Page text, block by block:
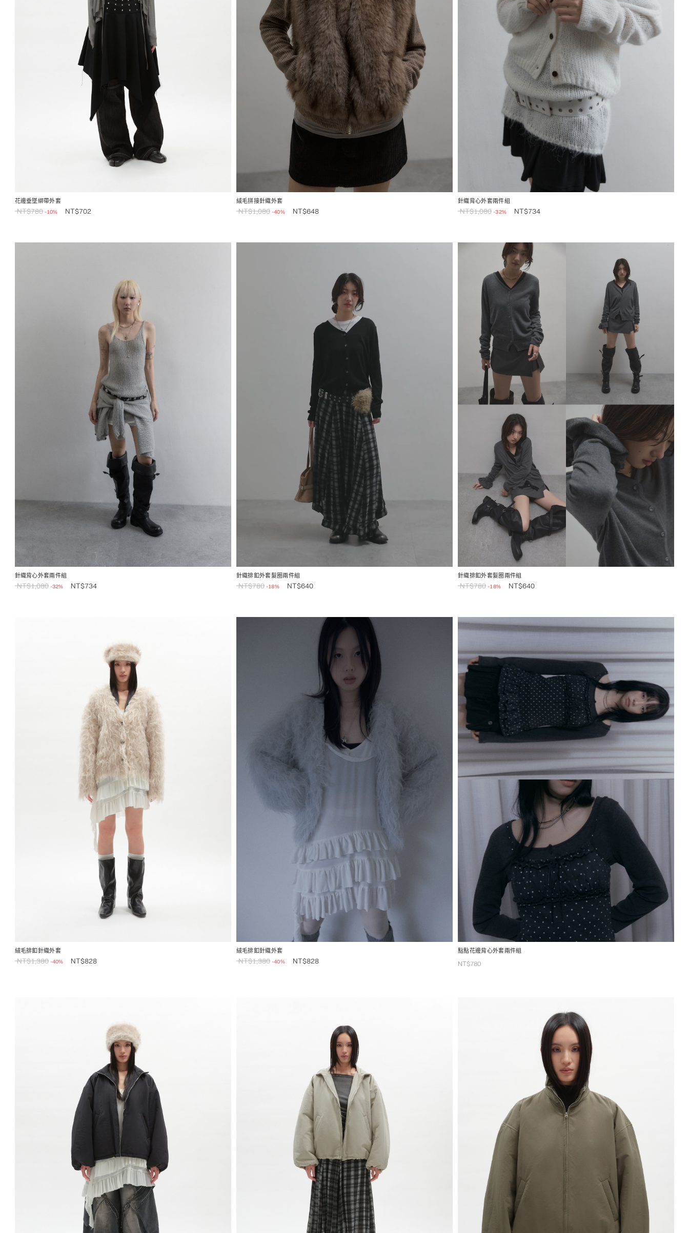
花邊垂墜綁帶外套
NT$780 -10% NT$702
絨毛拼接針織外套
NT$1,080 -40% NT$648
針織背心外套兩件組
NT$1,080 -32% NT$734
針織背心外套兩件組
NT$1,080 -32% NT$734
針織排釦外套髮圈兩件組
NT$780 -18% NT$640
針織排釦外套髮圈兩件組
NT$780 -18% NT$640
絨毛排釦針織外套
NT$1,380 -40% NT$828
絨毛排釦針織外套
NT$1,380 -40% NT$828
點點花邊背心外套兩件組
NT$780